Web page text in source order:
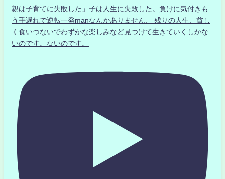
親は子育てに失敗した」子は人生に失敗した。負けに気付きも
う手遅れで逆転一発manなんかありません、 残りの人生、貧し
く食いつないでわずかな楽しみなど見つけて生きていくしかな
いのです。ないのです。